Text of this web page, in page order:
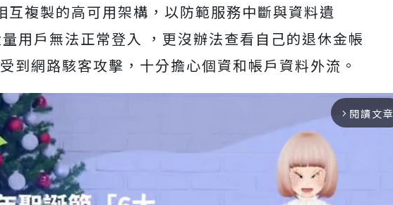
互複製的高可用架構，以防範服務中斷與資料遺
用戶無法正常登入 ，更沒辦法查看自己的退休金帳
到網路駭客攻擊，十分擔心個資和帳戶資料外流。
arrow_forward_ios 閱讀文章